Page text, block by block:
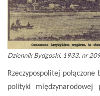
Dziennik Bydgoski, 1933, nr
Rzeczypospolitej
polityki międzynarodowej